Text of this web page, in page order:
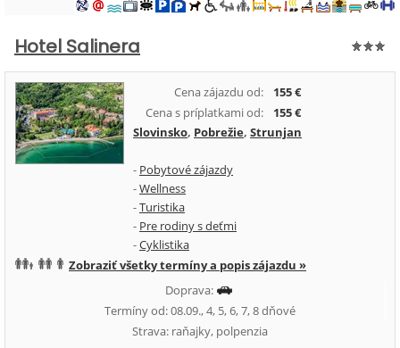
Hotel Salinera
Cena zájazdu od:
155 €
Cena s príplatkami od:
155 €
Slovinsko, Pobrežie, Strunjan
- Pobytové zájazdy
-Wellness
-Turistika
- Pre rodiny s deťmi
-Cyklistika
Zobraziť všetky termíny a popis zájazdu »
Doprava:
Termíny od: 08.09., 4, 5, 6, 7, 8 dňové
Strava: raňajky, polpenzia